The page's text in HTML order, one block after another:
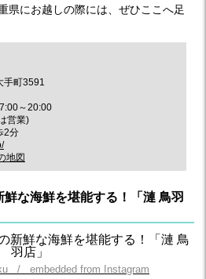
県にお越しの際には、ぜひここへ足
手町3591
～20:00
営業)
2分
地図
な海鮮を堪能する！「漣 鳥羽
/ embedded from Instagram